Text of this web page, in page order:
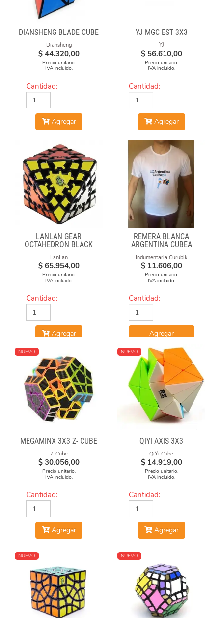
DIANSHENG BLADE CUBE
Diansheng
$ 44.320,00
Precio unitario.
IVA incluido.
Cantidad:
Agregar
YJ MGC EST 3X3
YJ
$ 56.610,00
Precio unitario.
IVA incluido.
Cantidad:
Agregar
LANLAN GEAR
OCTAHEDRON BLACK
LanLan
$ 65.954,00
Precio unitario.
IVA incluido.
Cantidad:
Agregar
REMERA BLANCA
ARGENTINA CUBEA
Indumentaria Curubik
$ 11.606,00
Precio unitario.
IVA incluido.
Cantidad:
Agregar
NUEVO
MEGAMINX 3X3 Z- CUBE
Z-Cube
$ 30.056,00
Precio unitario.
IVA incluido.
Cantidad:
Agregar
NUEVO
QIYI AXIS 3X3
QiYi Cube
$ 14.919,00
Precio unitario.
IVA incluido.
Cantidad:
Agregar
NUEVO NUEVO